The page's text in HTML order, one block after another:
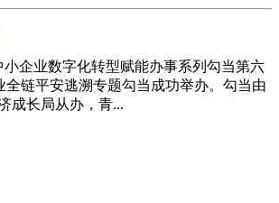
小企业数字化转型赋能办事系列勾当第六
链平安逃溯专题勾当成功举办。勾当由
成长局从办，青...